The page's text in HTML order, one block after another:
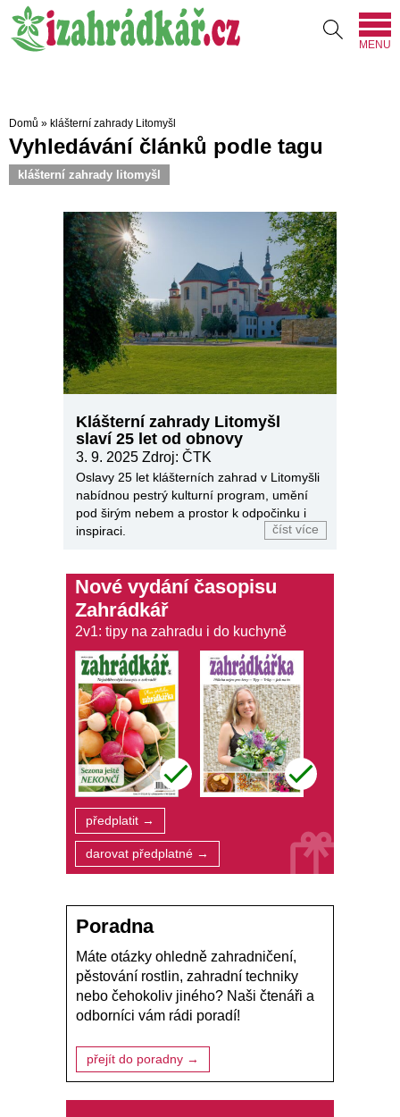
MENU
Domů » klášterní zahrady Litomyšl
Vyhledávání článků podle tagu
klášterní zahrady litomyšl
Klášterní zahrady Litomyšl
slaví 25 let od obnovy
3. 9. 2025 Zdroj: ČTK
Oslavy 25 let klášterních zahrad v Litomyšli
nabídnou pestrý kulturní program, umění
pod širým nebem a prostor k odpočinku i
inspiraci.
číst více
Nové vydání časopisu
Zahrádkář
2v1: tipy na zahradu i do kuchyně
předplatit →
darovat předplatné →
Poradna
Máte otázky ohledně zahradničení,
pěstování rostlin, zahradní techniky
nebo čehokoliv jiného? Naši čtenáři a
odborníci vám rádi poradí!
přejít do poradny →